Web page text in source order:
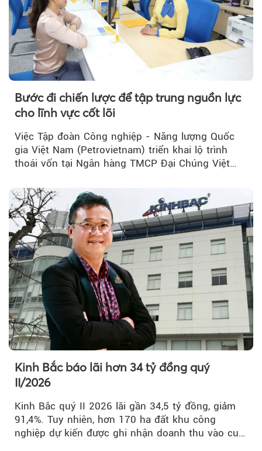
Bước đi chiến lược để tập trung nguồn lực
cho lĩnh vực cốt lõi
Việc Tập đoàn Công nghiệp - Năng lượng Quốc
gia Việt Nam (Petrovietnam) triển khai lộ trình
thoái vốn tại Ngân hàng TMCP Đại Chúng Việt
Kinh Bắc báo lãi hơn 34 tỷ đồng quý
II/2026
Kinh Bắc quý II 2026 lãi gần 34,5 tỷ đồng, giảm
91,4%. Tuy nhiên, hơn 170 ha đất khu công
nghiệp dự kiến được ghi nhận doanh thu vào cuối